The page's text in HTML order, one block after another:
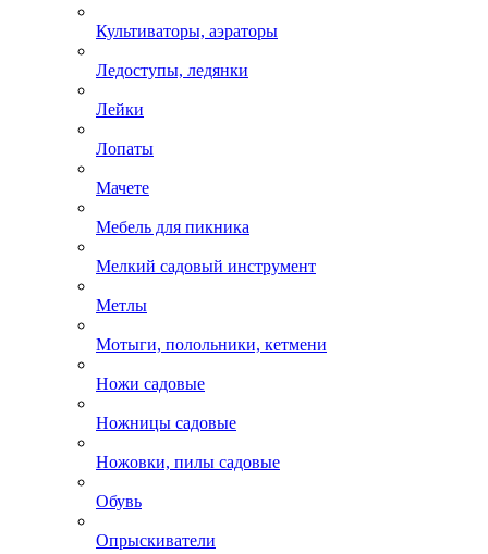
Культиваторы, аэраторы
Ледоступы, ледянки
Лейки
Лопаты
Мачете
Мебель для пикника
Мелкий садовый инструмент
Метлы
Мотыги, полольники, кетмени
Ножи садовые
Ножницы садовые
Ножовки, пилы садовые
Обувь
Опрыскиватели